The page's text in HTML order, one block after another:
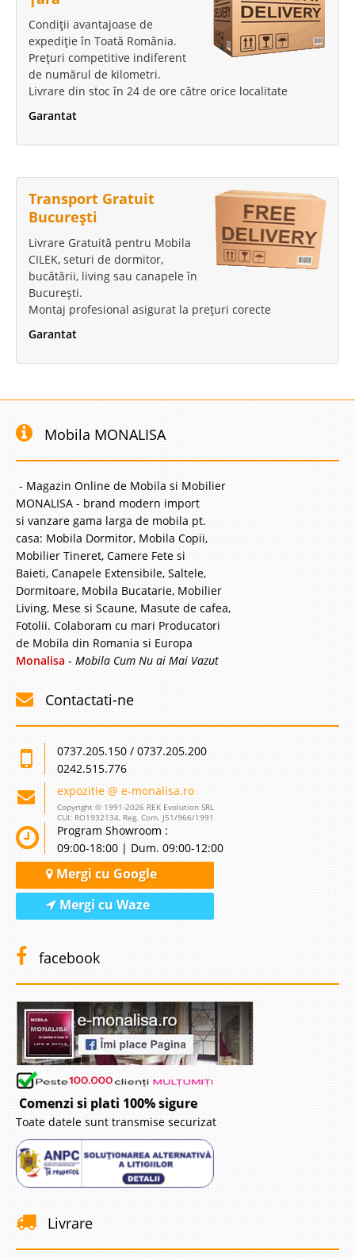
Condiții avantajoase de
expediție în Toată România.
Prețuri competitive indiferent
de numărul de kilometri.
Livrare din stoc în 24 de ore către orice localitate
Garantat
Transport Gratuit
București
Livrare Gratuită pentru Mobila
CILEK, seturi de dormitor,
bucătării, living sau canapele în
București.
Montaj profesional asigurat la prețuri corecte
Garantat
Mobila MONALISA
- Magazin Online de Mobila si Mobilier
MONALISA - brand modern import
si vanzare gama larga de mobila pt.
casa: Mobila Dormitor, Mobila Copii,
Mobilier Tineret, Camere Fete si
Baieti, Canapele Extensibile, Saltele,
Dormitoare, Mobila Bucatarie, Mobilier
Living, Mese si Scaune, Masute de cafea,
Fotolii. Colaboram cu mari Producatori
de Mobila din Romania si Europa
Monalisa - Mobila Cum Nu ai Mai Vazut
Contactati-ne
0737.205.150 / 0737.205.200
0242.515.776
expozitie @ e-monalisa.ro
Copyright © 1991-2026 REK Evolution SRL
CUI: RO1932134, Reg. Com. J51/966/1991
Program Showroom :
09:00-18:00 | Dum. 09:00-12:00
Mergi cu Google
Mergi cu Waze
facebook
Comenzi si plati 100% sigure
Toate datele sunt transmise securizat
Livrare